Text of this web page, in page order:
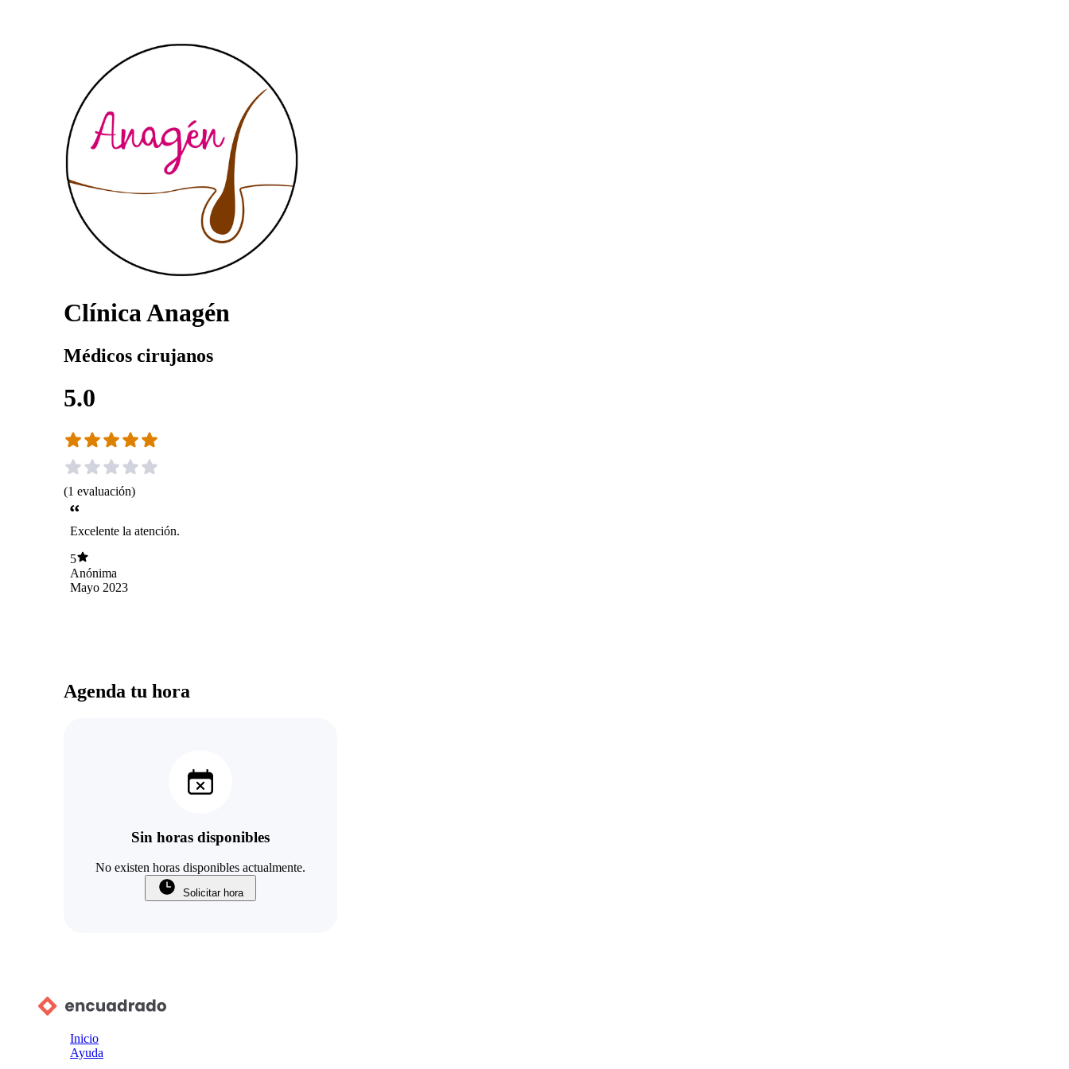
Clínica Anagén
Médicos cirujanos
5.0
(1 evaluación)
Excelente la atención.
5
Anónima
Mayo 2023
Agenda tu hora
Sin horas disponibles
No existen horas disponibles actualmente.
Solicitar hora
Inicio
Ayuda